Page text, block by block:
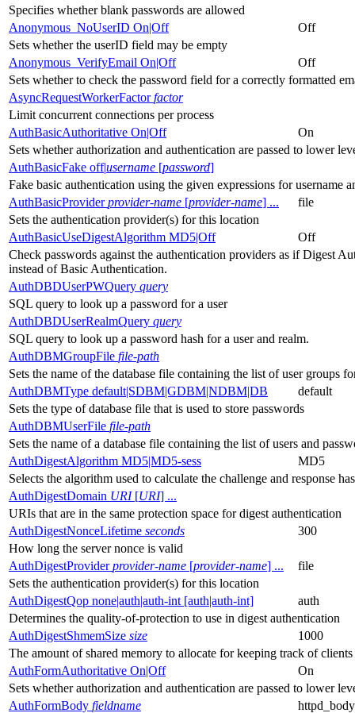
Specifies whether blank passwords are allowed
Anonymous_NoUserID On|Off
Off
Sets whether the userID field may be empty
Anonymous_VerifyEmail On|Off
Off
Sets whether to check the password field for a correctly formatted
AsyncRequestWorkerFactorfactor
Limit concurrent connections per process
AuthBasicAuthoritative On|Off
On
Sets whether authorization and authentication are passed to lower
AuthBasicFake off|username [password]
Fake basic authentication using the given expressions for username
AuthBasicProviderprovider-name [provider-name] ...
file
Sets the authentication provider(s) for this location
AuthBasicUseDigestAlgorithm MD5|Off
Off
Check passwords against the authentication providers as if Digest
instead of Basic Authentication.
AuthDBDUserPWQuery query
SQL query to look up a password for a user
AuthDBDUserRealmQuery query
SQL query to look up a password hash for a user and realm.
AuthDBMGroupFile file-path
Sets the name of the database file containing the list of user groups
AuthDBMType default|SDBM|GDBM|NDBM|DB
default
Sets the type of database file that is used to store passwords
AuthDBMUserFile file-path
Sets the name of a database file containing the list of users and
AuthDigestAlgorithm MD5|MD5-sess
MD5
Selects the algorithm used to calculate the challenge and response
AuthDigestDomain URI[URI] ...
URIs that are in the same protection space for digest authentication
AuthDigestNonceLifetime seconds
300
How long the server nonce is valid
AuthDigestProviderprovider-name [provider-name] ...
file
Sets the authentication provider(s) for this location
AuthDigestQop none|auth|auth-int [auth|auth-int]
auth
Determines the quality-of-protection to use in digest authentication
AuthDigestShmemSize size
1000
The amount of shared memory to allocate for keeping track of clients
AuthFormAuthoritative On|Off
On
Sets whether authorization and authentication are passed to lower
AuthFormBody fieldname
httpd_body